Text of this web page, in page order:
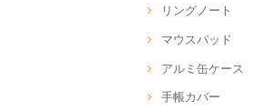
リングノート
マウスパッド
アルミ缶ケース
手帳カバー